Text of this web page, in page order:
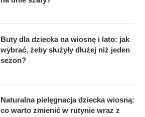
Buty dla dziecka na wiosnę i lato: jak
wybrać, żeby służyły dłużej niż jeden
sezon?
Naturalna pielęgnacja dziecka wiosną:
co warto zmienić w rutynie wraz z